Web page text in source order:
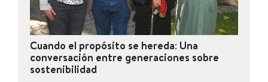
Cuando el propósito se hereda: Una
conversación entre generaciones sobre
sostenibilidad